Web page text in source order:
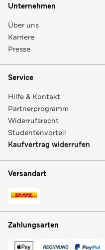
Unternehmen
Über uns
Karriere
Presse
Service
Hilfe & Kontakt
Partnerprogramm
Widerrufsrecht
Studentenvorteil
Kaufvertrag widerrufen
Versandart
Zahlungsarten